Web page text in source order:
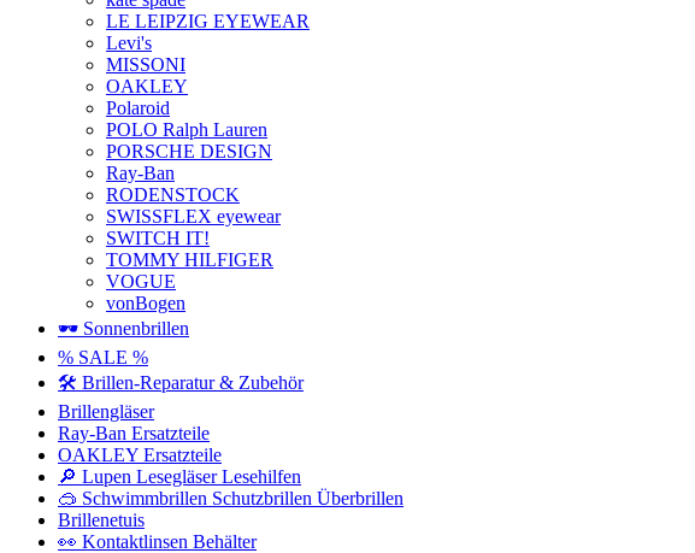
LE LEIPZIG EYEWEAR
Levi's
MISSONI
OAKLEY
Polaroid
POLO Ralph Lauren
PORSCHE DESIGN
Ray-Ban
RODENSTOCK
SWISSFLEX eyewear
SWITCH IT!
TOMMY HILFIGER
VOGUE
vonBogen
🕶️ Sonnenbrillen
% SALE %
🛠️ Brillen-Reparatur & Zubehör
Brillengläser
Ray-Ban Ersatzteile
OAKLEY Ersatzteile
🔎 Lupen Lesegläser Lesehilfen
🥽 Schwimmbrillen Schutzbrillen Überbrillen
Brillenetuis
👀 Kontaktlinsen Behälter